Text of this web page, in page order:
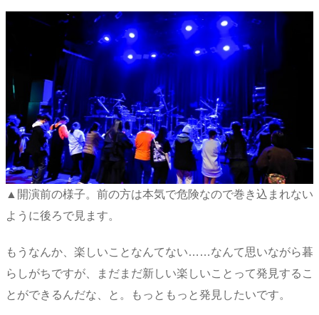
▲開演前の様子。前の方は本気で危険なので巻き込まれない
ように後ろで見ます。
もうなんか、楽しいことなんてない……なんて思いながら暮
らしがちですが、まだまだ新しい楽しいことって発見するこ
とができるんだな、と。もっともっと発見したいです。